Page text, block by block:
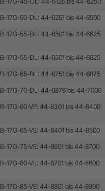
B-17G-50-DL: 44-6251 bis 44-6500
B-17G-55-DL: 44-6501 bis 44-6625
B-17G-55-DL: 44-6501 bis 44-6625
B-17G-65-DL: 44-6751 bis 44-6875
B-17G-70-DL: 44-6876 bis 44-7000
B-17G-60-VE: 44-8301 bis 44-8400
B-17G-65-VE: 44-8401 bis 44-8500
B-17G-75-VE: 44-8601 bis 44-8700
B-17G-80-VE: 44-8701 bis 44-8800
B-17G-85-VE: 44-8801 bis 44-8900